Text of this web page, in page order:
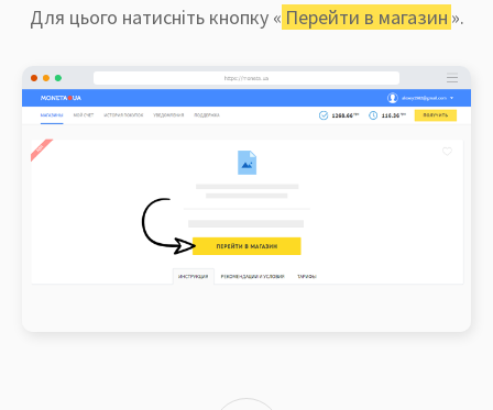
Для цього натисніть кнопку « Перейти в магазин ».